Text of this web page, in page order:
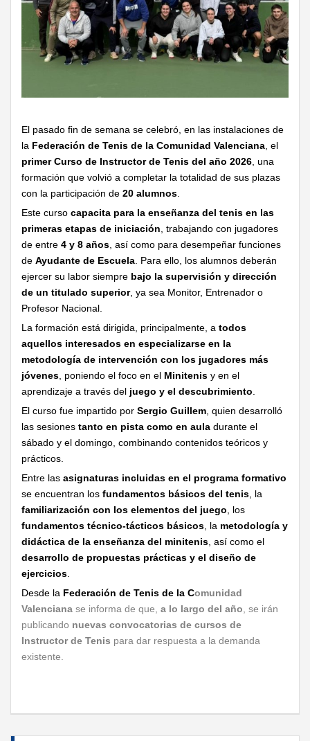
El pasado fin de semana se celebró, en las instalaciones de
la Federación de Tenis de la Comunidad Valenciana , el
primer Curso de Instructor de Tenis del año 2026 , una
formación que volvió a completar la totalidad de sus plazas
con la participación de 20 alumnos
Este curso capacita para la enseñanza del tenis en las
primeras etapas de iniciación , trabajando con jugadores
de entre 4 y 8 años , así como para desempeñar funciones
de Ayudante de Escuela . Para ello, los alumnos deberán
ejercer su labor siempre bajo la supervisión y dirección
de un titulado superior, ya sea Monitor, Entrenador o
Profesor Nacional.
La formación está dirigida, principalmente, a todos
aquellos interesados en especializarse en la
metodología de intervención con los jugadores más
jóvenes , poniendo el foco en el Minitenis y en el
aprendizaje a través del juego y el descubrimiento
El curso fue impartido por Sergio Guillem , quien desarrolló
las sesiones tanto en pista como en aula durante el
sábado y el domingo, combinando contenidos teóricos y
prácticos.
Entre las asignaturas incluidas en el programa formativo
se encuentran los fundamentos básicos del tenis , la
familiarización con los elementos del juego , los
fundamentos técnico-tácticos básicos , la metodología y
didáctica de la enseñanza del minitenis , así como el
desarrollo de propuestas prácticas y el diseño de
ejercicios
Desde la Federación de Tenis de la Comunidad
Valenciana se informa de que, a lo largo del año , se irán
publicando nuevas convocatorias de cursos de
Instructor de Tenis para dar respuesta a la demanda
existente.